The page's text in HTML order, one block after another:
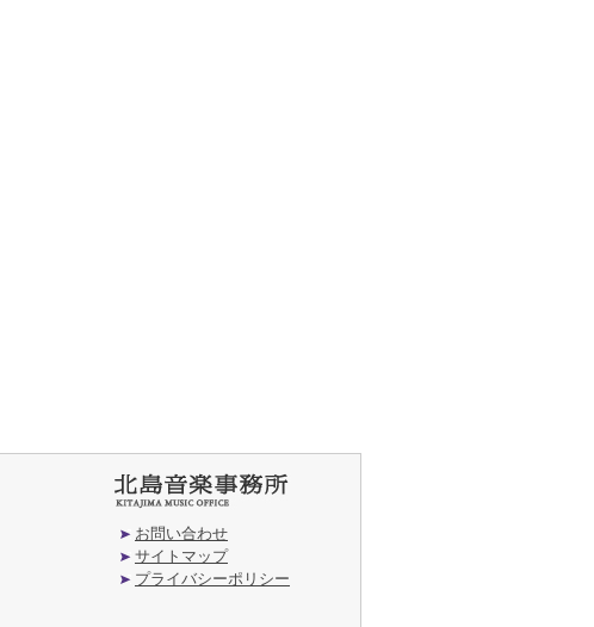
お問い合わせ
サイトマップ
プライバシーポリシー